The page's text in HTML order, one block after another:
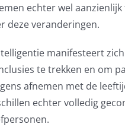
echter wel
deze veranderingen.
manifesteert
te trekken en om
afnemen met de
echter volledig